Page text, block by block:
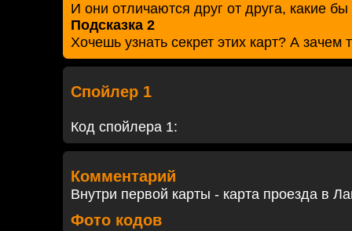
И они отличаются друг от друга, какие
Подсказка 2
Хочешь узнать секрет этих карт? А зачем
Спойлер 1
Код спойлера 1:
Комментарий
Внутри первой карты - карта проезда в
Фото кодов